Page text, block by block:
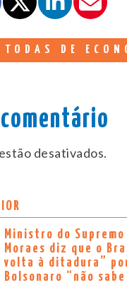
TODAS DE
desativados.
Ministro do
Moraes diz que o
volta à ditadura”
Bolsonaro “não